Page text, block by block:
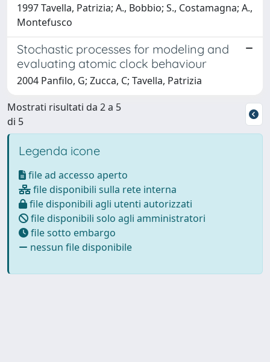
1997 Tavella, Patrizia; A., Bobbio; S., Costamagna; A.,
Montefusco
Stochastic processes for modeling and
evaluating atomic clock behaviour
2004 Panfilo, G; Zucca, C; Tavella, Patrizia
Mostrati risultati da 2 a 5
di 5
Legenda icone
file ad accesso aperto
file disponibili sulla rete interna
file disponibili agli utenti autorizzati
file disponibili solo agli amministratori
file sotto embargo
nessun file disponibile